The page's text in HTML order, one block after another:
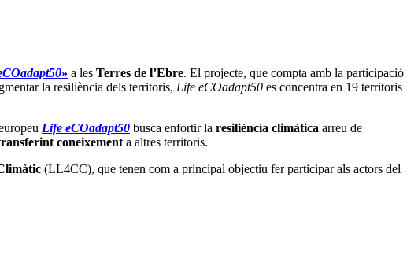
» a les Terres de l’Ebre. El projecte, que compta amb la participació
la resiliència dels territoris, Life eCOadapt50 es concentra en 19 territoris
Life eCOadapt50 busca enfortir la resiliència climàtica arreu de
coneixement a altres territoris.
(LL4CC), que tenen com a principal objectiu fer participar als actors del